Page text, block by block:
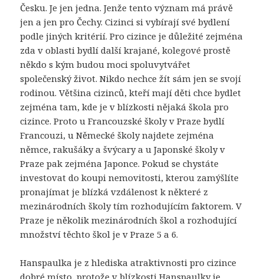
Česku. Je jen jedna. Jenže tento význam má právě
jen a jen pro Čechy. Cizinci si vybírají své bydlení
podle jiných kritérií. Pro cizince je důležité zejména
zda v oblasti bydlí další krajané, kolegové prostě
někdo s kým budou moci spoluvytvářet
společenský život. Nikdo nechce žít sám jen se svojí
rodinou. Většina cizinců, kteří mají děti chce bydlet
zejména tam, kde je v blízkosti nějaká škola pro
cizince. Proto u Francouzské školy v Praze bydlí
Francouzi, u Německé školy najdete zejména
němce, rakušáky a švýcary a u Japonské školy v
Praze pak zejména Japonce. Pokud se chystáte
investovat do koupi nemovitosti, kterou zamýšlíte
pronajímat je blízká vzdálenost k některé z
mezinárodních školy tím rozhodujícím faktorem. V
Praze je několik mezinárodních škol a rozhodující
množství těchto škol je v Praze 5 a 6.
Hanspaulka je z hlediska atraktivnosti pro cizince
dobré místo, protože v blízkosti Hanspaulky je